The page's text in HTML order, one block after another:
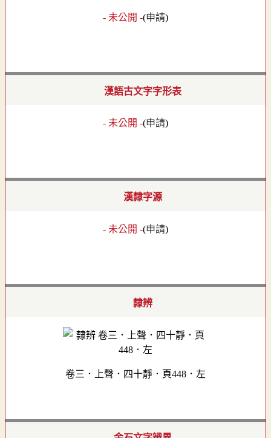
- 未公開 -(申請)
漢語古文字字形表
- 未公開 -(申請)
漢隸字源
- 未公開 -(申請)
隸辨
卷三．上聲．四十靜．頁448．左